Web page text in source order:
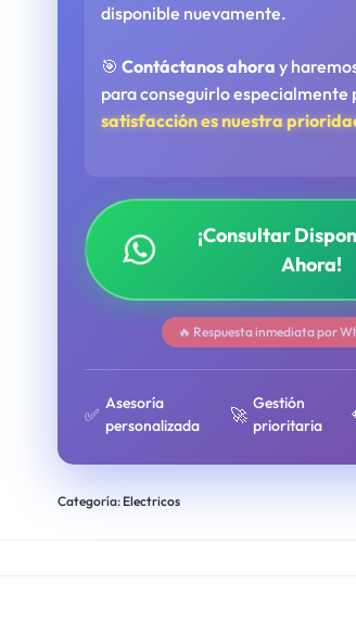
disponible nuevamente.
🎯Contáctanos ahora y
para conseguirlo especialmente
satisfacción es nuestra
¡Consultar
Ahora!
🔥 Respuesta inmediata por
✅
Asesoría
personalizada
🚀
Gestión
prioritaria
Categoría: Electricos